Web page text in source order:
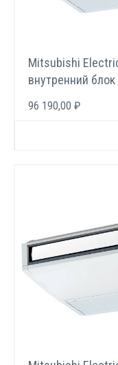
Mitsubishi
внутренний блок
96 190,00 ₽